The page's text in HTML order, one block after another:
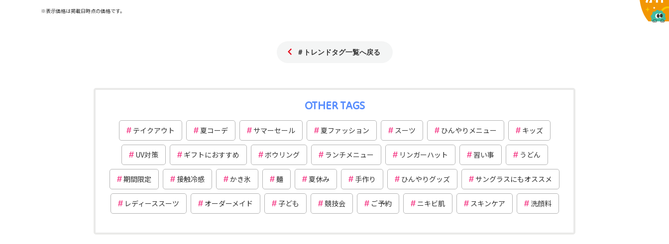
※表示価格は掲載日時点の価格です。
＃トレンドタグ一覧へ戻る
OTHER TAGS
テイクアウト 夏コーデ サマーセール 夏ファッション スーツ ひんやりメニュー キッズ
UV対策 ギフトにおすすめ ボウリング ランチメニュー リンガーハット 習い事 うどん
期間限定 接触冷感 かき氷 麺 夏休み 手作り ひんやりグッズ サングラスにもオススメ
レディーススーツ オーダーメイド 子ども 競技会 ご予約 ニキビ肌 スキンケア 洗顔料